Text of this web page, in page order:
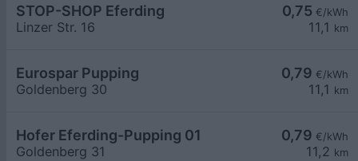
0,75 €/kWh
11,1 km
STOP-SHOP Eferding
Linzer Str. 16
0,79 €/kWh
11,1 km
Eurospar Pupping
Goldenberg 30
0,79 €/kWh
11,2 km
Hofer Eferding-Pupping 01
Goldenberg 31